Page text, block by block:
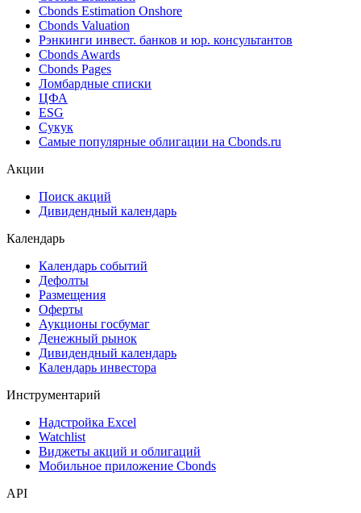
Ближайшие размещения (Россия)
Поиск котировок облигаций
Best bid/ask
Cbonds Estimation
Cbonds Estimation Onshore
Cbonds Valuation
Рэнкинги инвест. банков и юр. консультантов
Cbonds Awards
Cbonds Pages
Ломбардные списки
ESG
Самые популярные облигации на Cbonds.ru
Дивидендный календарь
Календарь
Календарь событий
Дефолты
Размещения
Оферты
Денежный рынок
Календарь инвестора
Инструментарий